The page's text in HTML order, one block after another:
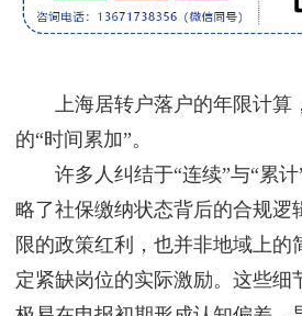
服
务
客
户
客
户
好
上海居转户落户的年限计算
的“时间累加”。
许多人纠结于“连续”与“累计
略了社保缴纳状态背后的合规逻
限的政策红利，也并非地域上的
定紧缺岗位的实际激励。这些细